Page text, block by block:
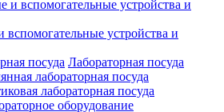
вспомогательные устройства и
Лабораторная посуда
лабораторная посуда
лабораторная посуда